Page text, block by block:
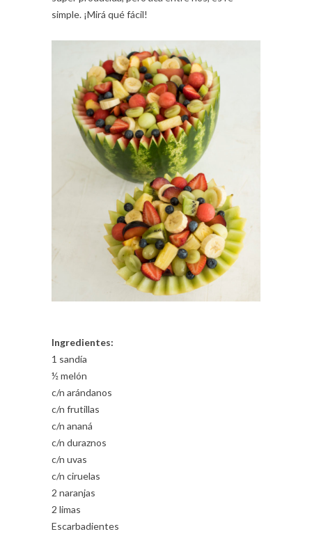
simple. ¡Mirá qué fácil!
Ingredientes:
1 sandía
½ melón
c/n arándanos
c/n frutillas
c/n ananá
c/n duraznos
c/n uvas
c/n ciruelas
2 naranjas
2 limas
Escarbadientes